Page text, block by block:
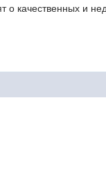
качественных и